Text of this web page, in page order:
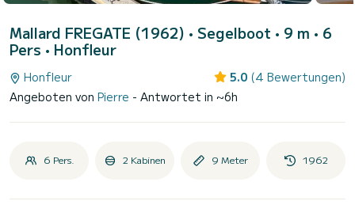
Mallard FREGATE (1962) • Segelboot • 9 m • 6
Pers • Honfleur
Honfleur 5.0 (4 Bewertungen)
Angeboten von Pierre - Antwortet in ~6h
6 Pers. 2 Kabinen 9 Meter 1962